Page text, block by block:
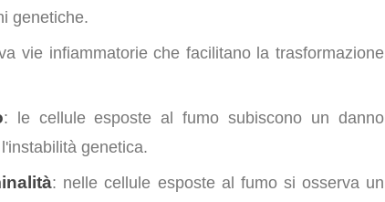
genetiche.
vie infiammatorie che facilitano la trasformazione
: le cellule esposte al fumo subiscono un danno
genetica.
: nelle cellule esposte al fumo si osserva un